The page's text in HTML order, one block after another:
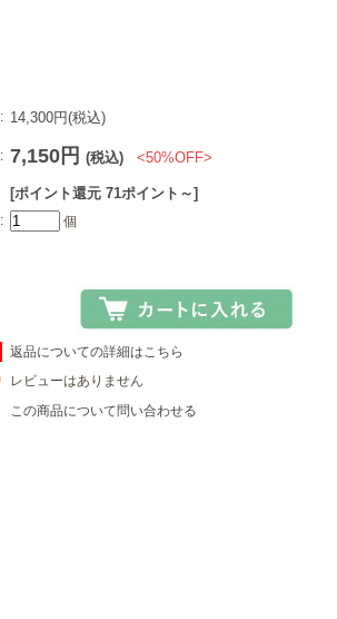
14,300円(税込)
7,150円 (税込) <50%OFF>
[ポイント還元 71ポイント～]
個
返品についての詳細はこちら
レビューはありません
この商品について問い合わせる